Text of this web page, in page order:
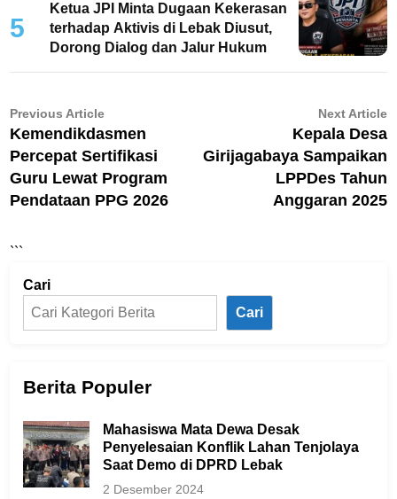
5
Ketua JPI Minta Dugaan Kekerasan
terhadap Aktivis di Lebak Diusut,
Dorong Dialog dan Jalur Hukum
Navigasi
pos
Previous ArticlePrevious
article:
Kemendikdasmen
Percepat Sertifikasi
Guru Lewat Program
Pendataan PPG 2026
Next Article
Kepala Desa
Girijagabaya Sampaikan
LPPDes Tahun
Anggaran 2025
```
Cari
Cari
Berita Populer
Mahasiswa Mata Dewa Desak
Penyelesaian Konflik Lahan Tenjolaya
Saat Demo di DPRD Lebak
2 Desember 2024